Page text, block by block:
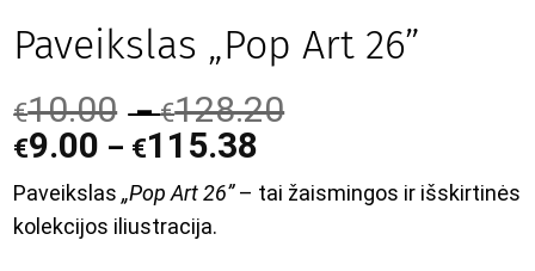
Paveikslas „Pop Art 26”
€10.00 –€128.20
€9.00 – €115.38
Paveikslas„Pop Art 26”– tai žaismingos ir išskirtinės
kolekcijos iliustracija.